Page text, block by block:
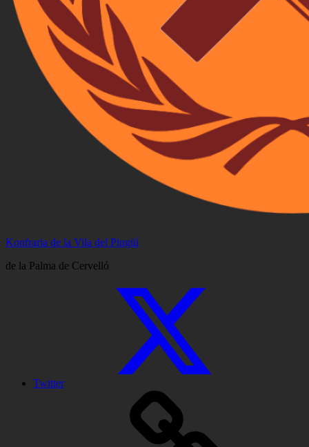
Konfraria de la Vila del Pingüí
de la Palma de Cervelló
Twitter